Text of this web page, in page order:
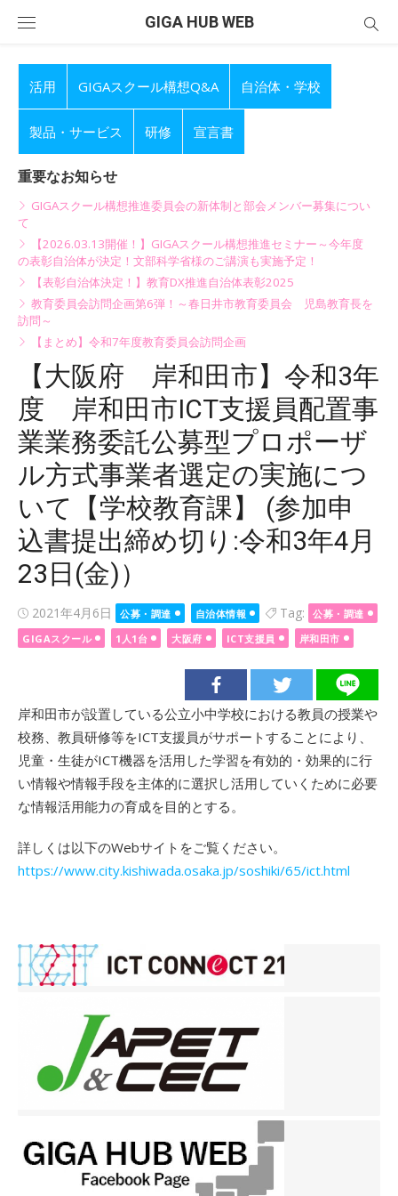
GIGA HUB WEB
活用 GIGAスクール構想Q&A 自治体・学校
製品・サービス 研修 宣言書
重要なお知らせ
GIGAスクール構想推進委員会の新体制と部会メンバー募集につい
て
【2026.03.13開催！】GIGAスクール構想推進セミナー～今年度
の表彰自治体が決定！文部科学省様のご講演も実施予定！
【表彰自治体決定！】教育DX推進自治体表彰2025
教育委員会訪問企画第6弾！～春日井市教育委員会 児島教育長を
訪問～
【まとめ】令和7年度教育委員会訪問企画
【大阪府 岸和田市】令和3年
度 岸和田市ICT支援員配置事
業業務委託公募型プロポーザ
ル方式事業者選定の実施につ
いて【学校教育課】 (参加申
込書提出締め切り:令和3年4月
23日(金)）
Posted
on
2021年4月6日 公募・調達 自治体情報 Tag:
公募・調達
GIGAスクール
1人1台 大阪府 ICT支援員 岸和田市
岸和田市が設置している公立小中学校における教員の授業や
校務、教員研修等をICT支援員がサポートすることにより、
児童・生徒がICT機器を活用した学習を有効的・効果的に行
い情報や情報手段を主体的に選択し活用していくために必要
な情報活用能力の育成を目的とする。
詳しくは以下のWebサイトをご覧ください。
https://www.city.kishiwada.osaka.jp/soshiki/65/ict.html